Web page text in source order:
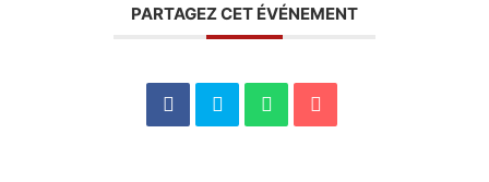
PARTAGEZ CET ÉVÉNEMENT